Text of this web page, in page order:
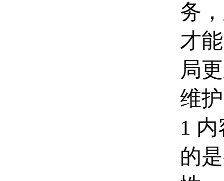
务
才
局
维
1
的